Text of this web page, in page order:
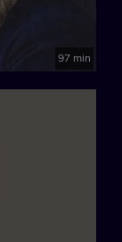
97 min